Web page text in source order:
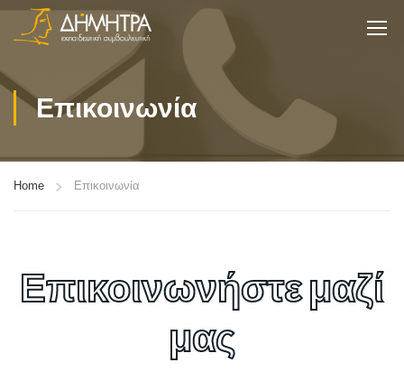
Επικοινωνία
Home Επικοινωνία
Επικοινωνήστε μαζί
μας